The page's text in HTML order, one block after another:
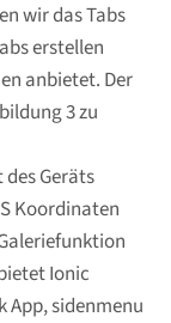
wir das Tabs
erstellen
anbietet. Der
3 zu
Geräts
Koordinaten
Ionic
sidenmenu